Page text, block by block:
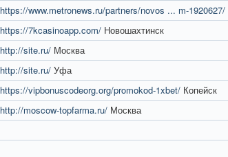
https://www.metronews.ru/partners/novos ... m-1920627/
https://7kcasinoapp.com/ Новошахтинск
http://site.ru/ Москва
http://site.ru/ Уфа
https://vipbonuscodeorg.org/promokod-1xbet/ Копейск
http://moscow-topfarma.ru/ Москва